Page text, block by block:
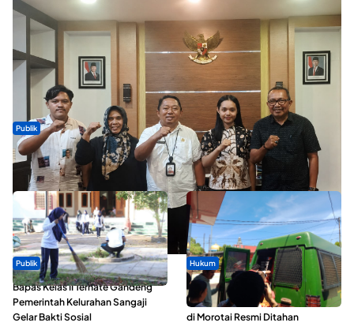
Publik
Dua Talenta Muda Ternate Wakili Maluku Utara di Gita Bahana
Nusantara 2026
Publik
Bapas Kelas II Ternate Gandeng
Pemerintah Kelurahan Sangaji
Gelar Bakti Sosial
Hukum
Oknum ASN yang Diduga Lakukan
Pelecehan Terhadap 5 Siswa SMA
di Morotai Resmi Ditahan